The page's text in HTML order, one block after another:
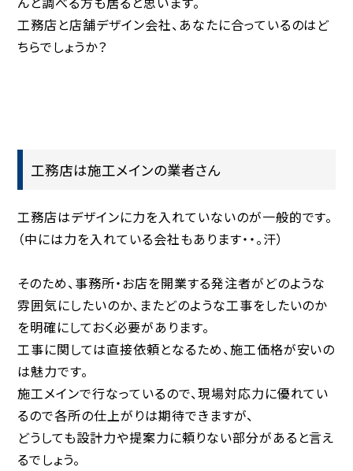
工務店と店舗デザイン会社、あなたに合っているのはど
ちらでしょうか？
工務店は施工メインの業者さん
工務店はデザインに力を入れていないのが一般的です。
（中には力を入れている会社もあります・・。汗）
そのため、事務所・お店を開業する発注者がどのような
雰囲気にしたいのか、またどのような工事をしたいのか
を明確にしておく必要があります。
工事に関しては直接依頼となるため、施工価格が安いの
は魅力です。
施工メインで行なっているので、現場対応力に優れてい
るので各所の仕上がりは期待できますが、
どうしても設計力や提案力に頼りない部分があると言え
るでしょう。